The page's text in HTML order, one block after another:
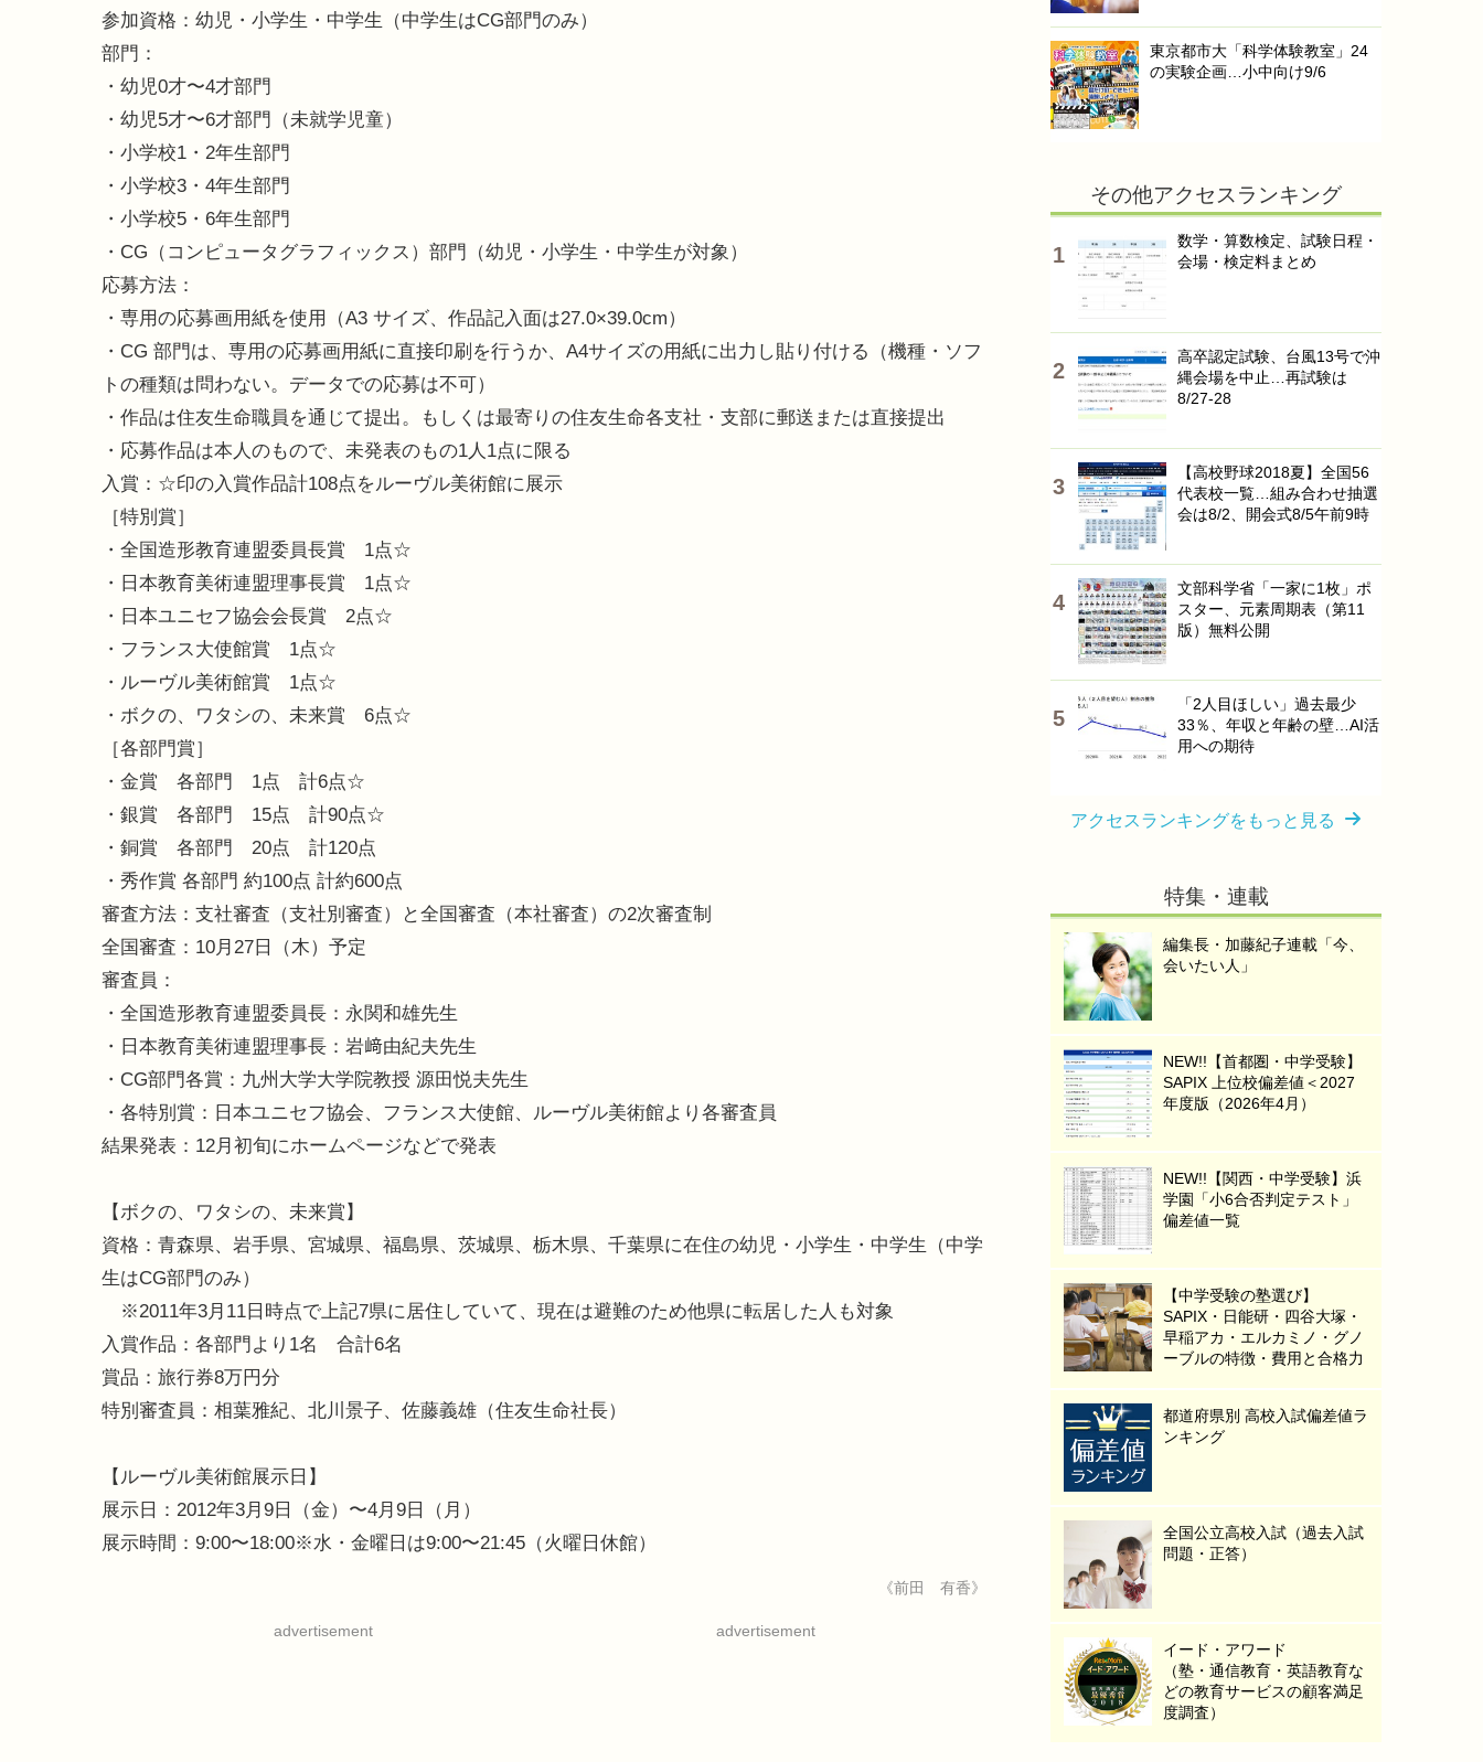
参加資格：幼児・小学生・中学生（中学生はCG部門のみ）
部門：
・幼児0才〜4才部門
・幼児5才〜6才部門（未就学児童）
・小学校1・2年生部門
・小学校3・4年生部門
・小学校5・6年生部門
・CG（コンピュータグラフィックス）部門（幼児・小学生・中学生が対象）
応募方法：
・専用の応募画用紙を使用（A3 サイズ、作品記入面は27.0×39.0cm）
・CG 部門は、専用の応募画用紙に直接印刷を行うか、A4サイズの用紙に出力し貼り付ける（機種・ソフ
トの種類は問わない。データでの応募は不可）
・作品は住友生命職員を通じて提出。もしくは最寄りの住友生命各支社・支部に郵送または直接提出
・応募作品は本人のもので、未発表のもの1人1点に限る
入賞：☆印の入賞作品計108点をルーヴル美術館に展示
［特別賞］
・全国造形教育連盟委員長賞 1点☆
・日本教育美術連盟理事長賞 1点☆
・日本ユニセフ協会会長賞 2点☆
・フランス大使館賞 1点☆
・ルーヴル美術館賞 1点☆
・ボクの、ワタシの、未来賞 6点☆
［各部門賞］
・金賞 各部門 1点 計6点☆
・銀賞 各部門 15点 計90点☆
・銅賞 各部門 20点 計120点
・秀作賞 各部門 約100点 計約600点
審査方法：支社審査（支社別審査）と全国審査（本社審査）の2次審査制
全国審査：10月27日（木）予定
審査員：
・全国造形教育連盟委員長：永関和雄先生
・日本教育美術連盟理事長：岩﨑由紀夫先生
・CG部門各賞：九州大学大学院教授 源田悦夫先生
・各特別賞：日本ユニセフ協会、フランス大使館、ルーヴル美術館より各審査員
結果発表：12月初旬にホームページなどで発表
【ボクの、ワタシの、未来賞】
資格：青森県、岩手県、宮城県、福島県、茨城県、栃木県、千葉県に在住の幼児・小学生・中学生（中学
生はCG部門のみ）
※2011年3月11日時点で上記7県に居住していて、現在は避難のため他県に転居した人も対象
入賞作品：各部門より1名 合計6名
賞品：旅行券8万円分
特別審査員：相葉雅紀、北川景子、佐藤義雄（住友生命社長）
【ルーヴル美術館展示日】
展示日：2012年3月9日（金）〜4月9日（月）
展示時間：9:00〜18:00※水・金曜日は9:00〜21:45（火曜日休館）
《前田 有香》
advertisement advertisement
東京都市大「科学体験教室」24
の実験企画…小中向け9/6
その他アクセスランキング
数学・算数検定、試験日程・
会場・検定料まとめ
高卒認定試験、台風13号で沖
縄会場を中止…再試験は
8/27-28
【高校野球2018夏】全国56
代表校一覧…組み合わせ抽選
会は8/2、開会式8/5午前9時
文部科学省「一家に1枚」ポ
スター、元素周期表（第11
版）無料公開
「2人目ほしい」過去最少
33％、年収と年齢の壁…AI活
用への期待
アクセスランキングをもっと見る
特集・連載
編集長・加藤紀子連載「今、
会いたい人」
NEW!!【首都圏・中学受験】
SAPIX 上位校偏差値＜2027
年度版（2026年4月）
NEW!!【関西・中学受験】浜
学園「小6合否判定テスト」
偏差値一覧
【中学受験の塾選び】
SAPIX・日能研・四谷大塚・
早稲アカ・エルカミノ・グノ
ーブルの特徴・費用と合格力
都道府県別 高校入試偏差値ラ
ンキング
全国公立高校入試（過去入試
問題・正答）
イード・アワード
（塾・通信教育・英語教育な
どの教育サービスの顧客満足
度調査）